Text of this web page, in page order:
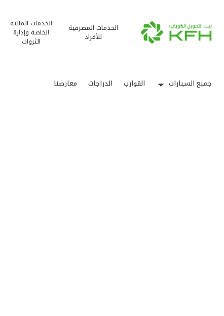
الخدمات المصرفية
للأفراد
الخدمات المالية
الخاصة وإدارة
الثروات
جميع السيارات القوارب الدراجات معارضنا